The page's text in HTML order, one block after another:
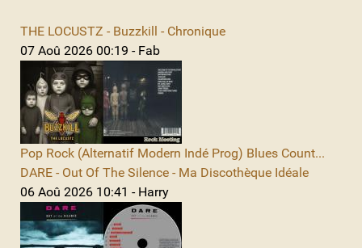
THE LOCUSTZ - Buzzkill - Chronique
07 Aoû 2026 00:19 - Fab
Pop Rock (Alternatif Modern Indé Prog) Blues Count...
DARE - Out Of The Silence - Ma Discothèque Idéale
06 Aoû 2026 10:41 - Harry